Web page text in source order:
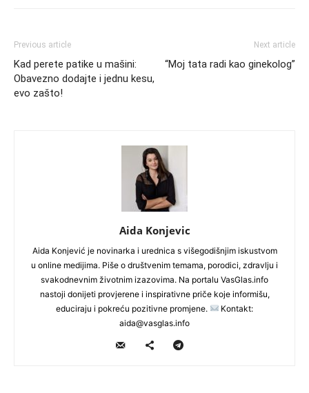
Previous article
Kad perete patike u mašini:
Obavezno dodajte i jednu kesu,
evo zašto!
Next article
“Moj tata radi kao ginekolog”
Aida Konjevic
Aida Konjević je novinarka i urednica s višegodišnjim iskustvom
u online medijima. Piše o društvenim temama, porodici, zdravlju i
svakodnevnim životnim izazovima. Na portalu VasGlas.info
nastoji donijeti provjerene i inspirativne priče koje informišu,
educiraju i pokreću pozitivne promjene.
Kontakt:
aida@vasglas.info